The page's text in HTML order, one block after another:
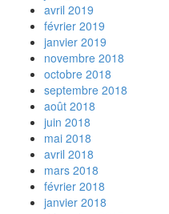
avril 2019
février 2019
janvier 2019
novembre 2018
octobre 2018
septembre 2018
août 2018
juin 2018
mai 2018
avril 2018
mars 2018
février 2018
janvier 2018